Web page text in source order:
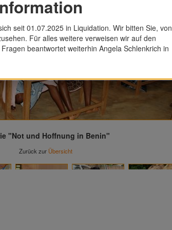
"Not und Hoffnung in Benin"
Zurück zur Übersicht
seit 01.07.2025 in Liquidation. Wir bitten Sie, von
Für alles weitere verweisen wir auf den
Fragen beantwortet weiterhin Angela Schlenkrich in